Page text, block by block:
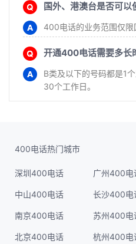
国外、港澳台是否可以
400电话的业务范围仅限
开通400电话需要多长
B类及以下的号码都是1
30个工作日。
400电话热门城市
深圳400电话
广州400电
中山400电话 长沙400电
南京400电话 苏州400电
北京400电话 杭州400电